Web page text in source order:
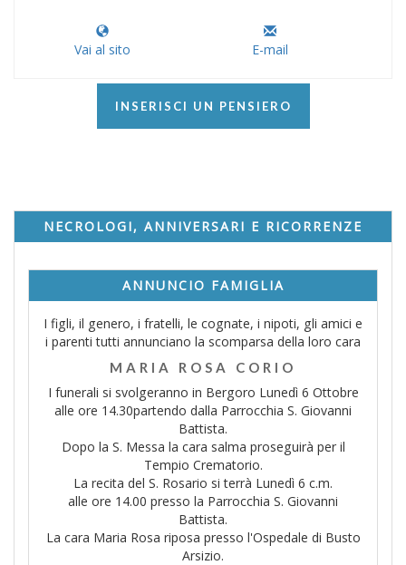
Vai al sito E-mail
INSERISCI UN PENSIERO
NECROLOGI, ANNIVERSARI E RICORRENZE
ANNUNCIO FAMIGLIA
I figli, il genero, i fratelli, le cognate, i nipoti, gli amici e
i parenti tutti annunciano la scomparsa della loro cara
MARIA ROSA CORIO
I funerali si svolgeranno in Bergoro Lunedì 6 Ottobre
alle ore 14.30partendo dalla Parrocchia S. Giovanni
Battista.
Dopo la S. Messa la cara salma proseguirà per il
Tempio Crematorio.
La recita del S. Rosario si terrà Lunedì 6 c.m.
alle ore 14.00 presso la Parrocchia S. Giovanni
Battista.
La cara Maria Rosa riposa presso l'Ospedale di Busto
Arsizio.